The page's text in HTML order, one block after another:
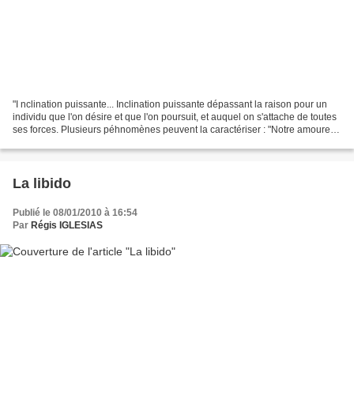
"I nclination puissante... Inclination puissante dépassant la raison pour un
individu que l'on désire et que l'on poursuit, et auquel on s'attache de toutes
ses forces. Plusieurs péhnomènes peuvent la caractériser : "Notre amoureux
La libido
Publié le 08/01/2010 à 16:54
Par Régis IGLESIAS